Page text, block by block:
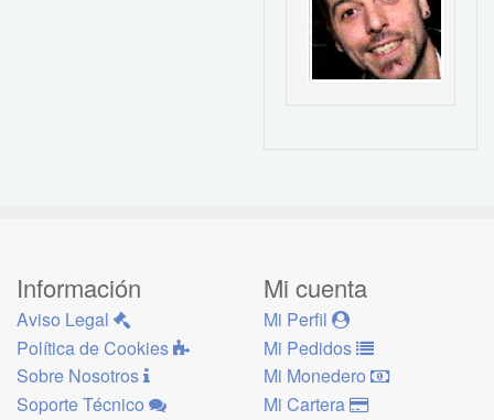
Información
Aviso Legal
Política de Cookies
Sobre Nosotros
Soporte Técnico
Mi cuenta
Mi Perfil
Mi Pedidos
Mi Monedero
Mi Cartera